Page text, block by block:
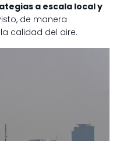
a escala local y
de manera
calidad del aire.